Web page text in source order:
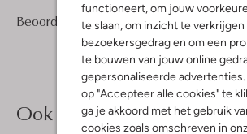
functioneert, om jouw
te slaan, om inzicht te verkrijgen
bezoekersgedrag en om een
te bouwen van jouw online
gepersonaliseerde
op "Accepteer alle cookies" te
ga je akkoord met het gebruik
cookies zoals omschreven in
Beoordelingen (2) 5/5
2
5
Sterren
Ook iets voor jou?